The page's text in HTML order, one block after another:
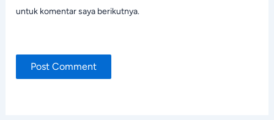
untuk komentar saya berikutnya.